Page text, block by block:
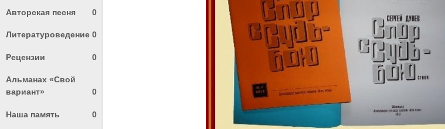
Авторская песня 0
Литературоведение 0
Рецензии 0
Альманах «Свой
вариант»
0
Наша память 0